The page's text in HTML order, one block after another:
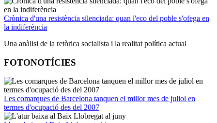
Crònica d'una resistència silenciada: quan l'eco del poble s'ofega en
la indiferència
Una anàlisi de la retòrica socialista i la realitat política actual
FOTONOTÍCIES
Les comarques de Barcelona tanquen el millor mes de juliol en
termes d'ocupació des del 2007